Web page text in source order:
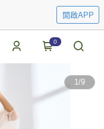
開啟APP
0
1/9